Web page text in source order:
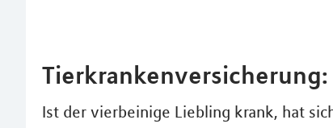
Ist der vierbeinige Liebling krank, hat